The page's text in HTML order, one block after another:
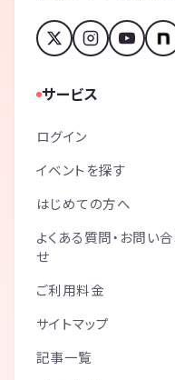
サービス
ログイン
イベントを探す
はじめての方へ
よくある質問・お問い
せ
ご利用料金
サイトマップ
記事一覧